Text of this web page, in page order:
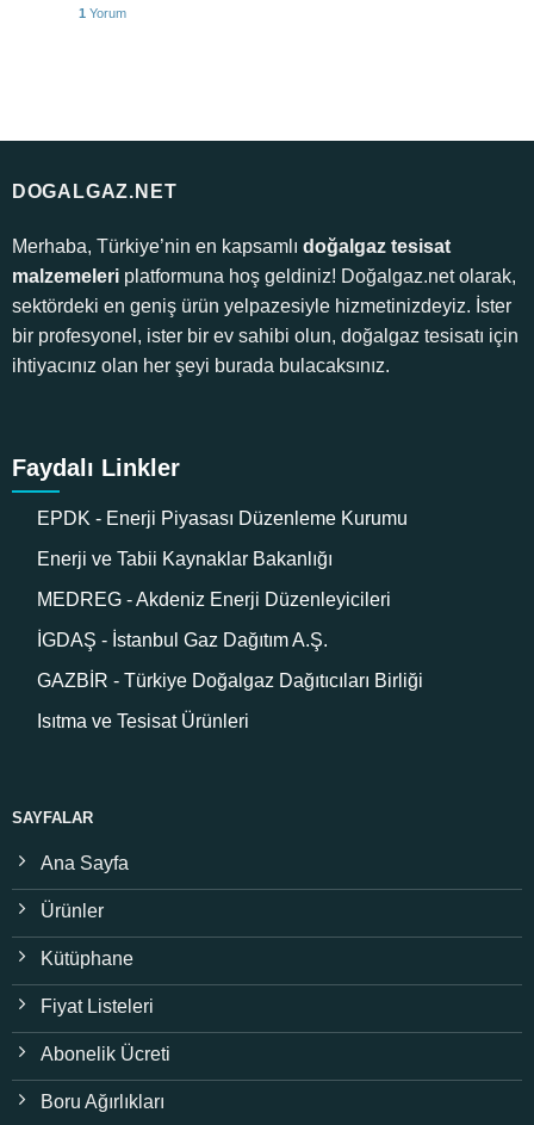
1 Yorum
DOGALGAZ.NET
Merhaba, Türkiye’nin en kapsamlı doğalgaz tesisat
malzemeleriplatformuna hoş geldiniz! Doğalgaz.net olarak,
sektördeki en geniş ürün yelpazesiyle hizmetinizdeyiz. İster
bir profesyonel, ister bir ev sahibi olun, doğalgaz tesisatı için
ihtiyacınız olan her şeyi burada bulacaksınız.
Faydalı Linkler
EPDK - Enerji Piyasası Düzenleme Kurumu
Enerji ve Tabii Kaynaklar Bakanlığı
MEDREG - Akdeniz Enerji Düzenleyicileri
İGDAŞ - İstanbul Gaz Dağıtım A.Ş.
GAZBİR - Türkiye Doğalgaz Dağıtıcıları Birliği
Isıtma ve Tesisat Ürünleri
SAYFALAR
Ana Sayfa
Ürünler
Kütüphane
Fiyat Listeleri
Abonelik Ücreti
Boru Ağırlıkları